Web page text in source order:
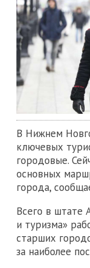
В Нижнем
ключевых
городовые.
основных
города,
Всего в штате
и туризма»
старших
за наиболее